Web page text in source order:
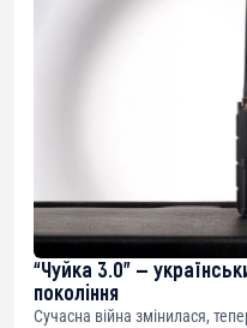
“Чуйка 3.0” —
покоління
Сучасна війна змінилася,